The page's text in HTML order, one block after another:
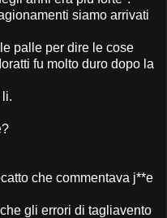
siamo arrivati
palle per dire le cose
fu molto duro dopo la
che commentava j**e
gli errori di tagliavento